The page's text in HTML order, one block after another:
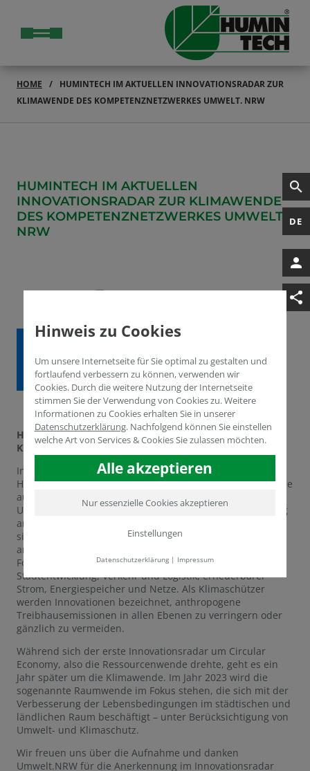
DE
HOME
HUMINTECH IM AKTUELLEN INNOVATIONSRADAR ZUR
KLIMAWENDE DES KOMPETENZNETZWERKES UMWELT. NRW
HUMINTECH IM AKTUELLEN
INNOVATIONSRADAR ZUR KLIMAWENDE
DES KOMPETENZNETZWERKES UMWELT.
NRW
Humintech im aktuellen Innovationsradar zur
Klimawende des Kompetenznetzwerkes Umwelt. NRW
In der Rubrik
Klimaangepasste Landnutzung
Humintech GmbH in den Innovationsradar zur Klimawende
aufgenommen worden. Das Kompetenznetzwerk
Umwelt.NRW nimmt sich dieses Jahr der Herausforderung
an, innovative Technologien und Disziplinen aus NRW
sichtbar zu machen, die sich um Klimaschutz und -
anpassung drehen. Dabei ist nicht nur die Land- und
Forstwirtschaft im Fokus, sondern auch Gebäude- und
Stadtentwicklung, Verkehr und Logistik, erneuerbarer
Strom, Energiespeicher und Netze. Als Klimaschützer
werden Innovationen bezeichnet, anthropogene
Treibhausemissionen in allen Ebenen zu verringern oder
gänzlich zu vermeiden.
Während sich der erste Innovationsradar um Circular
Economy, also die Ressourcenwende drehte, geht es ein
Jahr später um die Klimawende. Im Jahr 2023 wird die
sogenannte Raumwende im Fokus stehen, die sich mit der
Verbesserung der Lebensbedingungen im städtischen und
ländlichen Raum beschäftigt – unter Berücksichtigung von
Umwelt- und Klimaschutz.
Wir freuen uns über die Aufnahme und danken
Umwelt.NRW für die Anerkennung im Innovationsradar
Hinweis zu Cookies
Um unsere Internetseite für Sie optimal zu gestalten und
fortlaufend verbessern zu können, verwenden wir
Cookies. Durch die weitere Nutzung der Internetseite
stimmen Sie der Verwendung von Cookies zu. Weitere
Informationen zu Cookies erhalten Sie in unserer
Datenschutzerklärung. Nachfolgend können Sie einstellen
welche Art von Services & Cookies Sie zulassen möchten.
Alle akzeptieren
Nur essenzielle Cookies akzeptieren
Einstellungen
Datenschutzerklärung| Impressum